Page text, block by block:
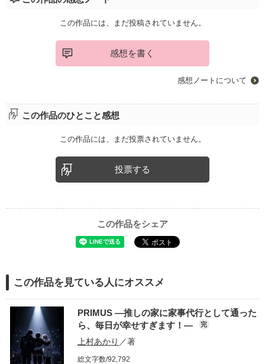
この作品には、まだ投稿されていません。
感想を書く
感想ノートについて
この作品のひとこと感想
この作品には、まだ投票されていません。
投票する
この作品をシェア
この作品を見ている人にオススメ
PRIMUS ―推しの家に家事代行として通った
ら、毎日が幸せすぎます！―
完
上村あかり ／著
総文字数/92,792